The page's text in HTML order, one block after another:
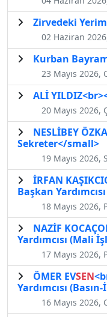
Zirvedeki
02 Haziran
Kurban
23 Mayıs 2026,
ALİ
20 Mayıs 2026,
NESLİBEY
Sekreter</small>
19 Mayıs 2026,
İRFAN
Başkan
18 Mayıs 2026,
NAZİF
Yardımcısı (Mali
17 Mayıs 2026,
ÖMER EVSEN
Yardımcısı
16 Mayıs 2026,